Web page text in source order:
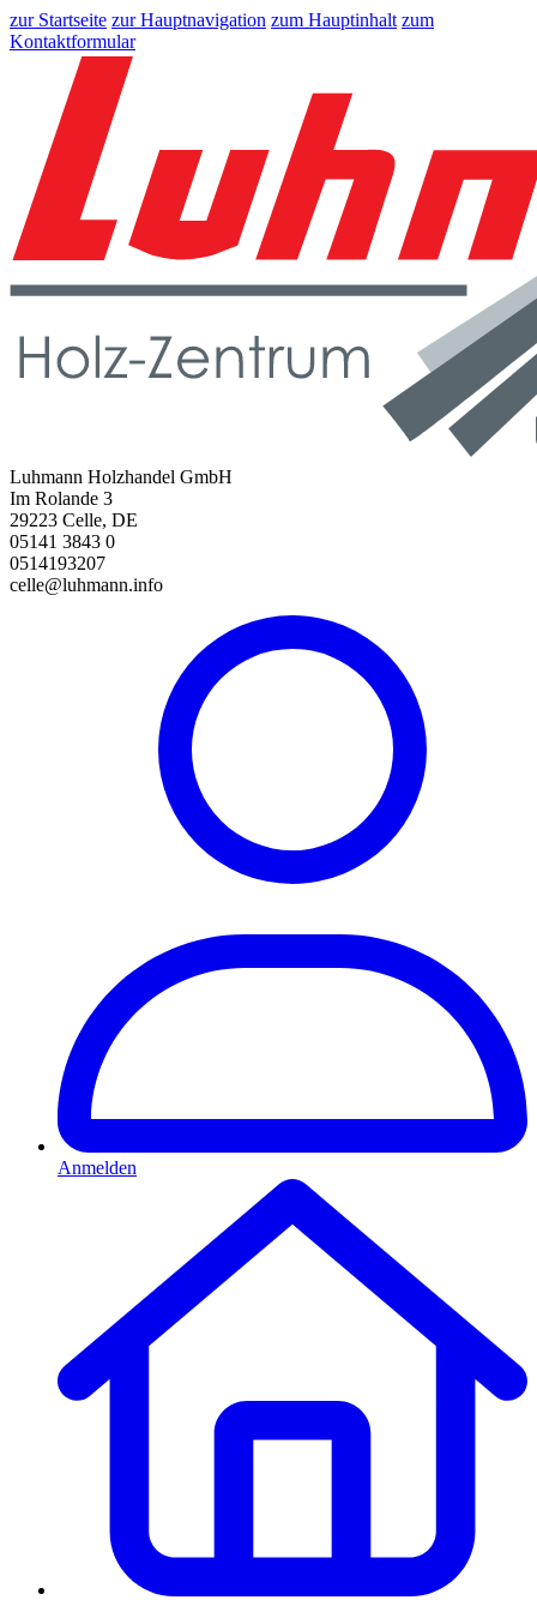
zur Startseite zur Hauptnavigation zum Hauptinhalt zum
Kontaktformular
Luhmann Holzhandel GmbH
Im Rolande 3
29223 Celle, DE
05141 3843 0
0514193207
celle@luhmann.info
Anmelden